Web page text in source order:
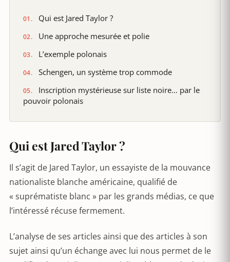
Qui est Jared Taylor ?
Une approche mesurée et polie
L’exemple polonais
Schengen, un système trop commode
Inscription mystérieuse sur liste noire… par le
pouvoir polonais
Qui est Jared Taylor ?
Il s’agit de Jared Taylor, un essayiste de la mouvance
nationaliste blanche américaine, qualifié de
« suprématiste blanc » par les grands médias, ce que
l’intéressé récuse fermement.
L’analyse de ses articles ainsi que des articles à son
sujet ainsi qu’un échange avec lui nous permet de le